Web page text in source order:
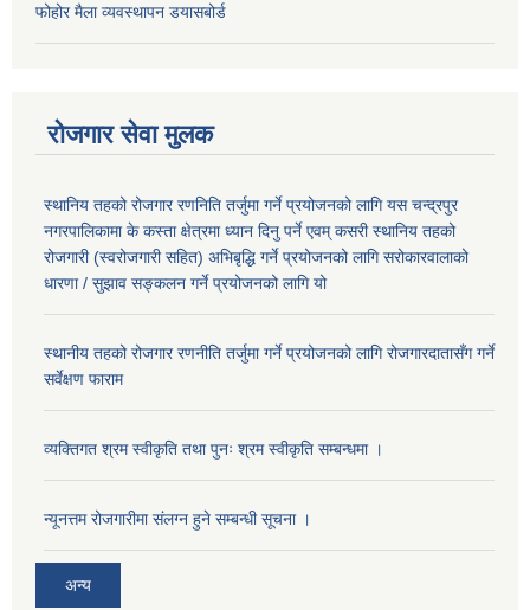
फोहोर मैला व्यवस्थापन डयासबोर्ड
रोजगार सेवा मुलक
स्थानिय तहको रोजगार रणनिति तर्जुमा गर्ने प्रयोजनको लागि यस चन्द्रपुर
नगरपालिकामा के कस्ता क्षेत्रमा ध्यान दिनु पर्ने एवम् कसरी स्थानिय तहको
रोजगारी (स्वरोजगारी सहित) अभिबृद्धि गर्ने प्रयोजनको लागि सरोकारवालाको
धारणा / सुझाव सङ्कलन गर्ने प्रयोजनको लागि यो
स्थानीय तहको रोजगार रणनीति तर्जुमा गर्ने प्रयोजनको लागि रोजगारदातासँग गर्ने
सर्वेक्षण फाराम
व्यक्तिगत श्रम स्वीकृति तथा पुनः श्रम स्वीकृति सम्बन्धमा ।
न्यूनत्तम रोजगारीमा संलग्न हुने सम्बन्धी सूचना ।
अन्य